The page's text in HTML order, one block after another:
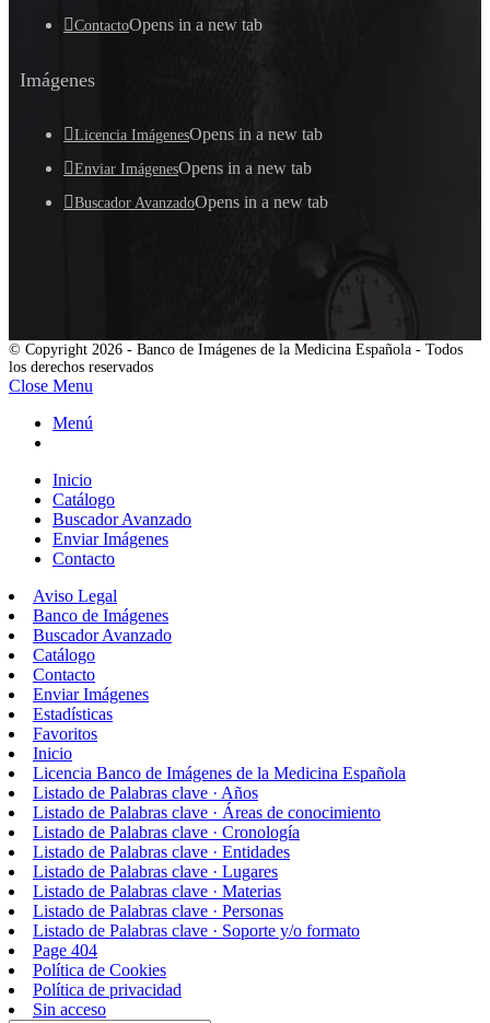
ContactoOpens in a new tab
Imágenes
Licencia ImágenesOpens in a new tab
Enviar ImágenesOpens in a new tab
Buscador AvanzadoOpens in a new tab
© Copyright 2026 - Banco de Imágenes de la Medicina Española - Todos
los derechos reservados
Close Menu
Menú
Inicio
Catálogo
Buscador Avanzado
Enviar Imágenes
Contacto
Aviso Legal
Banco de Imágenes
Buscador Avanzado
Catálogo
Contacto
Enviar Imágenes
Estadísticas
Favoritos
Inicio
Licencia Banco de Imágenes de la Medicina Española
Listado de Palabras clave · Años
Listado de Palabras clave · Áreas de conocimiento
Listado de Palabras clave · Cronología
Listado de Palabras clave · Entidades
Listado de Palabras clave · Lugares
Listado de Palabras clave · Materias
Listado de Palabras clave · Personas
Listado de Palabras clave · Soporte y/o formato
Page 404
Política de Cookies
Política de privacidad
Sin acceso